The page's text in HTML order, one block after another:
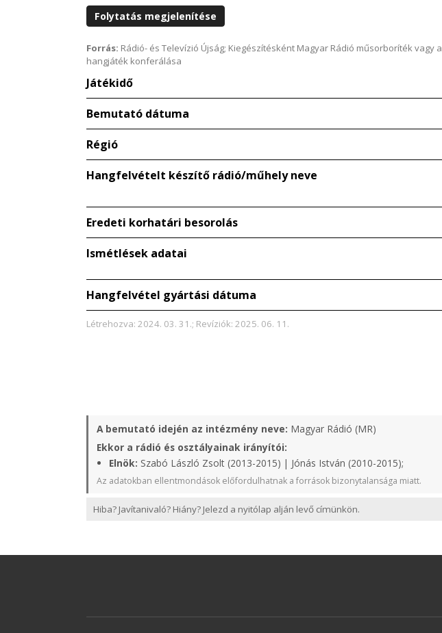
Folytatás megjelenítése
Forrás: Rádió- és Televízió Újság; Kiegészítésként Magyar Rádió műsorboríték vagy a
hangjáték konferálása
Játékidő
Bemutató dátuma
Régió
Hangfelvételt készítő rádió/műhely neve
Eredeti korhatári besorolás
Ismétlések adatai
Hangfelvétel gyártási dátuma
Létrehozva: 2024. 03. 31.; Revíziók: 2025. 06. 11.
A bemutató idején az intézmény neve: Magyar Rádió (MR)
Ekkor a rádió és osztályainak irányítói:
Elnök: Szabó László Zsolt (2013-2015) | Jónás István (2010-2015);
Az adatokban ellentmondások előfordulhatnak a források bizonytalansága miatt.
Hiba? Javítanivaló? Hiány? Jelezd a nyitólap alján levő címünkön.